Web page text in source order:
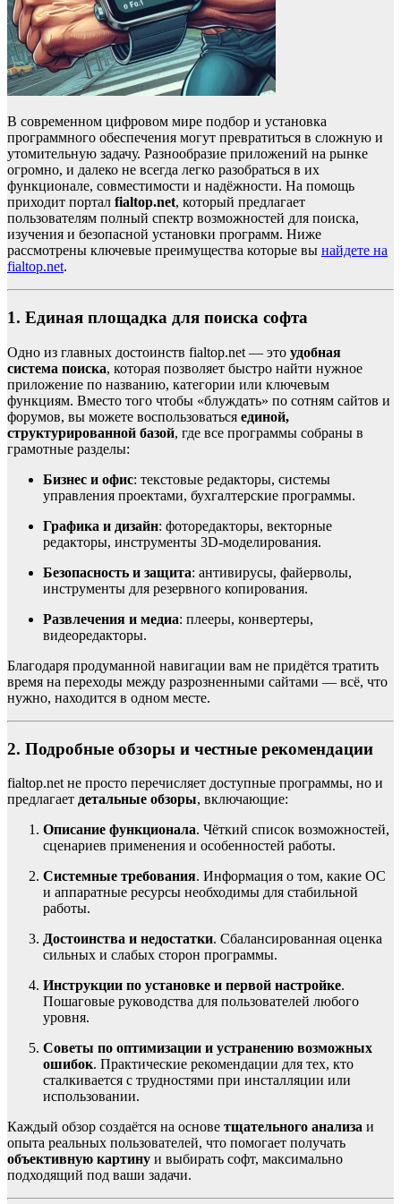
В современном цифровом мире подбор и установка
программного обеспечения могут превратиться в сложную и
утомительную задачу. Разнообразие приложений на рынке
огромно, и далеко не всегда легко разобраться в их
функционале, совместимости и надёжности. На помощь
приходит портал fialtop.net, который предлагает
пользователям полный спектр возможностей для поиска,
изучения и безопасной установки программ. Ниже
рассмотрены ключевые преимущества которые вы найдете на
fialtop.net.
1. Единая площадка для поиска софта
Одно из главных достоинств fialtop.net — это удобная
система поиска, которая позволяет быстро найти нужное
приложение по названию, категории или ключевым
функциям. Вместо того чтобы «блуждать» по сотням сайтов и
форумов, вы можете воспользоваться единой,
структурированной базой, где все программы собраны в
грамотные разделы:
Бизнес и офис: текстовые редакторы, системы
управления проектами, бухгалтерские программы.
Графика и дизайн: фоторедакторы, векторные
редакторы, инструменты 3D-моделирования.
Безопасность и защита: антивирусы, файерволы,
инструменты для резервного копирования.
Развлечения и медиа: плееры, конвертеры,
видеоредакторы.
Благодаря продуманной навигации вам не придётся тратить
время на переходы между разрозненными сайтами — всё, что
нужно, находится в одном месте.
2. Подробные обзоры и честные рекомендации
fialtop.net не просто перечисляет доступные программы, но и
предлагает детальные обзоры, включающие:
Описание функционала. Чёткий список возможностей,
сценариев применения и особенностей работы.
Системные требования. Информация о том, какие ОС
и аппаратные ресурсы необходимы для стабильной
работы.
Достоинства и недостатки. Сбалансированная оценка
сильных и слабых сторон программы.
Инструкции по установке и первой настройке.
Пошаговые руководства для пользователей любого
уровня.
Советы по оптимизации и устранению возможных
ошибок. Практические рекомендации для тех, кто
сталкивается с трудностями при инсталляции или
использовании.
Каждый обзор создаётся на основе тщательного анализа и
опыта реальных пользователей, что помогает получать
объективную картину и выбирать софт, максимально
подходящий под ваши задачи.